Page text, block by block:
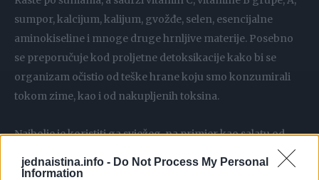
jednaistina.info - Do Not Process My Personal
Information
sumpor, kalcijum, kalijum, gvožđe, selen, esencijalne
aminokiseline i mnoge druge hrnljive materije. Posebno
se preporučuje kod proljetne detoksikacije kako bi se
organizam očistio od teške hrane koju smo konzumirali
tokom zime, kao i od nakupljenih toksina.
Najbolje je koristiti ga svježeg, na primjer kao salatu od
iskoristiti maksimalno dejstvo ove čudesne biljke. Na